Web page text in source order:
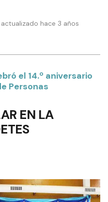
hace 3 años
el 14.º aniversario
Personas
EN LA